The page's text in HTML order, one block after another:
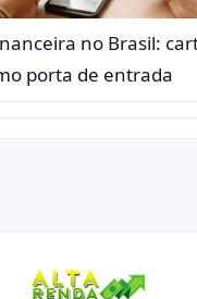
no Brasil:
porta de entrada